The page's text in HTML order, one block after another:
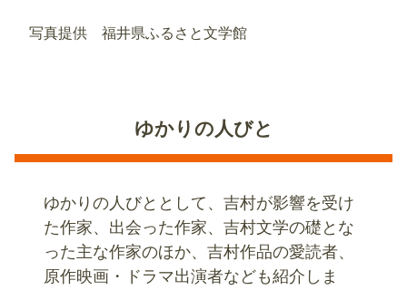
写真提供 福井県ふるさと文学館
ゆかりの人びと
ゆかりの人びととして、吉村が影響を受け
た作家、出会った作家、吉村文学の礎とな
った主な作家のほか、吉村作品の愛読者、
原作映画・ドラマ出演者なども紹介しま